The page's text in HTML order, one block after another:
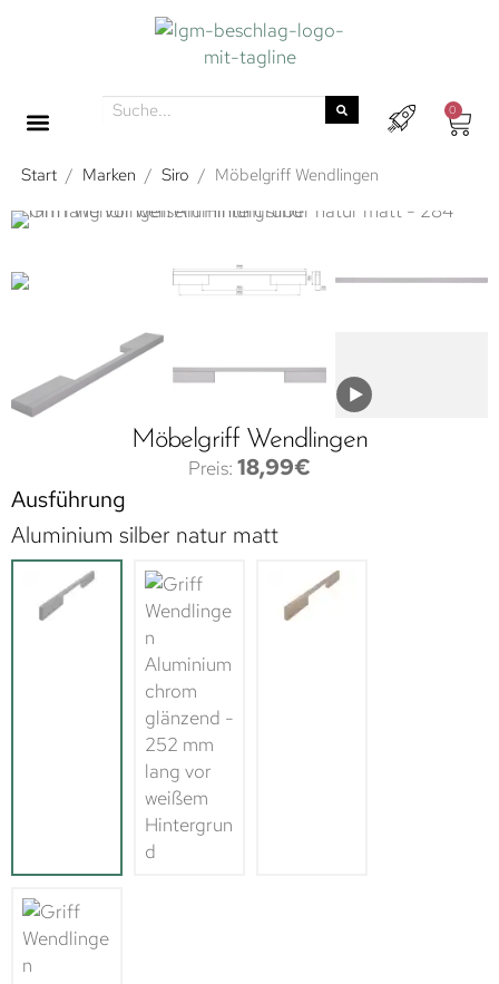
0
Start / Marken / Siro / Möbelgriff Wendlingen
Möbelgriff Wendlingen
18,99€
Ausführung
Aluminium silber natur matt